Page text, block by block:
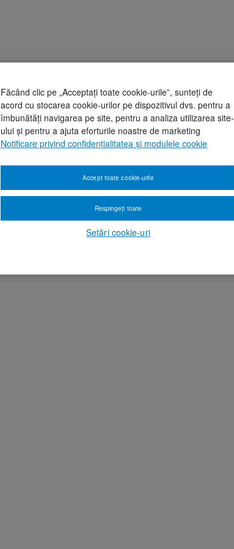
Făcând clic pe „Acceptați toate cookie-urile”, sunteți de
acord cu stocarea cookie-urilor pe dispozitivul dvs. pentru a
îmbunătăți navigarea pe site, pentru a analiza utilizarea site-
ului și pentru a ajuta eforturile noastre de marketing
Notificare privind confidențialitatea și modulele cookie
Setări cookie-uri
Respingeți toate
Accept toate cookie-urile